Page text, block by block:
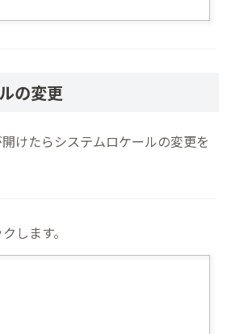
の変更
けたらシステムロケールの変更を
します。